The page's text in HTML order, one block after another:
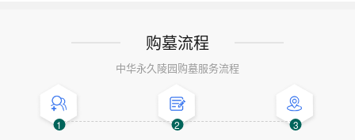
购墓流程
中华永久陵园购墓服务流程
1 2 3